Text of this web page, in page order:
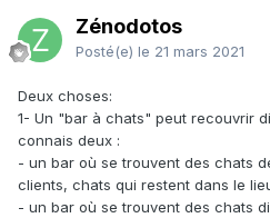
Zénodotos
Posté(e) le 21 mars 2021
Deux choses:
1- Un "bar à chats" peut recouvrir
connais deux :
- un bar où se trouvent des chats
clients, chats qui restent dans le
- un bar où se trouvent des chats